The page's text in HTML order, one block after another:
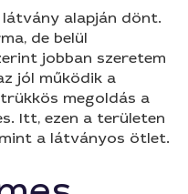
alapján dönt.
de belül
jobban szeretem
jól működik a
megoldás a
Itt, ezen a területen
a látványos ötlet.